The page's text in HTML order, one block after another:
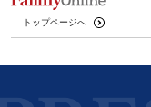
トップページへ